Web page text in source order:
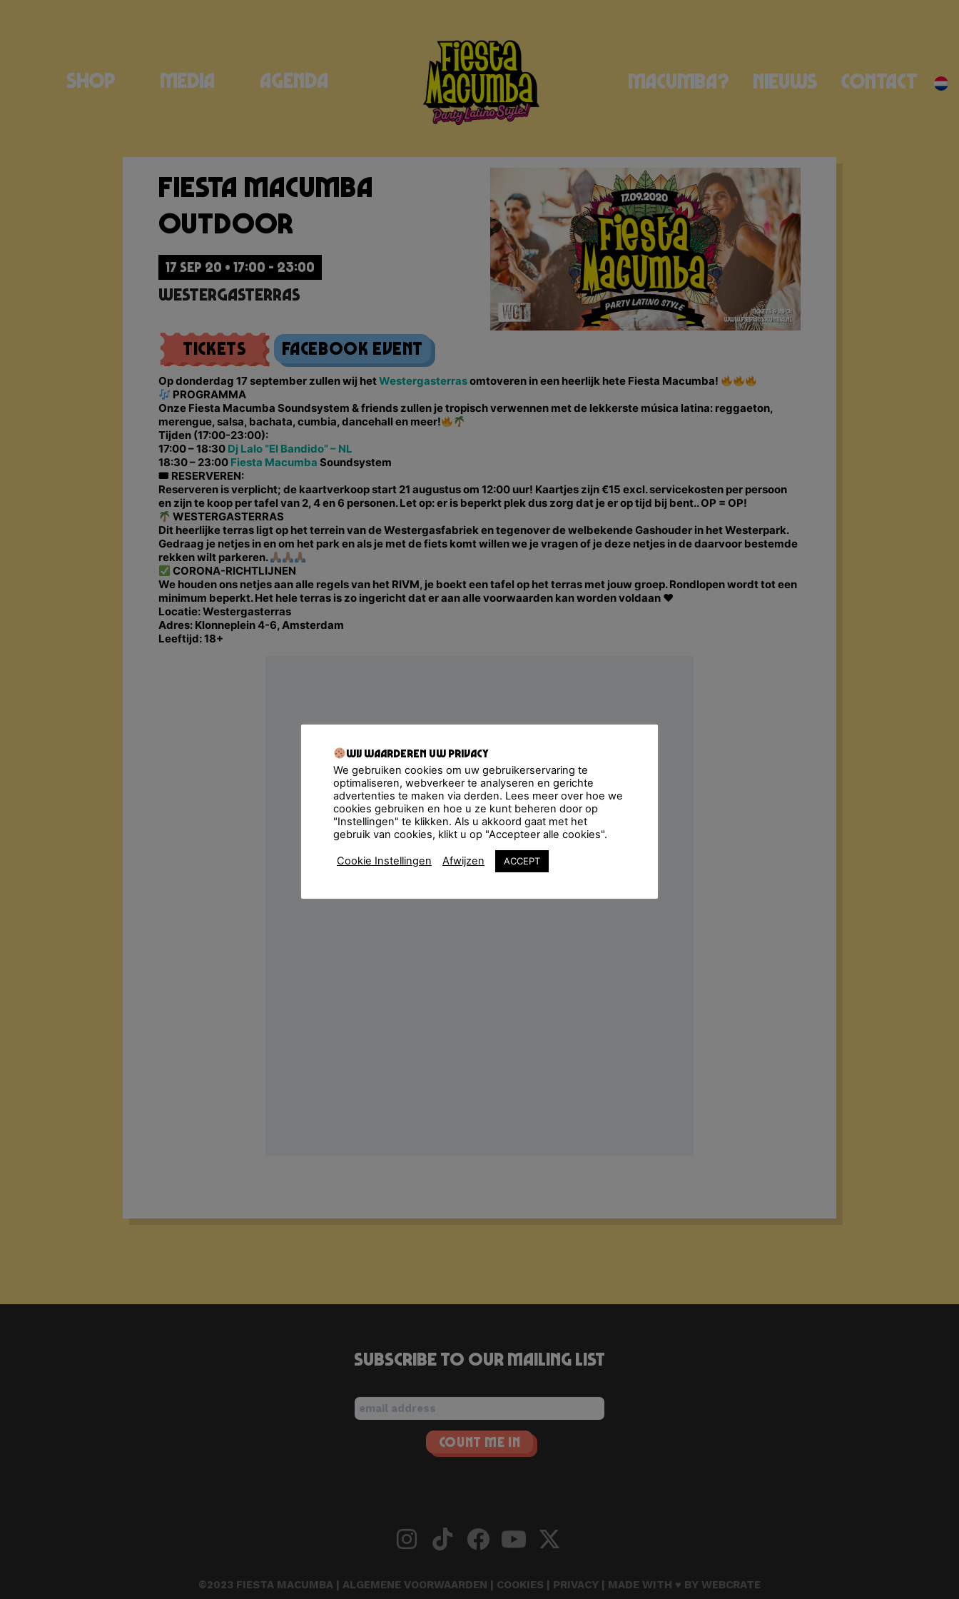
Shop Media Agenda Macumba? Nieuws Contact
Fiesta Macumba
Outdoor
17 SEP 20 • 17:00 - 23:00
Westergasterras
Tickets Facebook Event
Op donderdag 17 september zullen wij hetWestergasterrasomtoveren in een heerlijk hete Fiesta Macumba!
PROGRAMMA
Onze Fiesta Macumba Soundsystem & friends zullen je tropisch verwennen met de lekkerste música latina: reggaeton,
merengue, salsa, bachata, cumbia, dancehall en meer!
Tijden (17:00-23:00):
17:00 – 18:30 Dj Lalo “El Bandido” – NL
18:30 – 23:00 Fiesta Macumba Soundsystem
🎟 RESERVEREN:
Reserveren is verplicht; de kaartverkoop start 21 augustus om 12:00 uur! Kaartjes zijn €15 excl. servicekosten per persoon
en zijn te koop per tafel van 2, 4 en 6 personen. Let op: er is beperkt plek dus zorg dat je er op tijd bij bent.. OP = OP!
WESTERGASTERRAS
Dit heerlijke terras ligt op het terrein van de Westergasfabriek en tegenover de welbekende Gashouder in het Westerpark.
Gedraag je netjes in en om het park en als je met de fiets komt willen we je vragen of je deze netjes in de daarvoor bestemde
rekken wilt parkeren.
CORONA-RICHTLIJNEN
We houden ons netjes aan alle regels van het RIVM, je boekt een tafel op het terras met jouw groep. Rondlopen wordt tot een
minimum beperkt. Het hele terras is zo ingericht dat er aan alle voorwaarden kan worden voldaan ♥
Locatie: Westergasterras
Adres: Klonneplein 4-6, Amsterdam
Leeftijd: 18+
Subscribe to our mailing list
©2023 FIESTA MACUMBA | ALGEMENE VOORWAARDEN | COOKIES | PRIVACY | MADE WITH ♥ BY WEBCRATE
Wij waarderen uw privacy
We gebruiken cookies om uw gebruikerservaring te
optimaliseren, webverkeer te analyseren en gerichte
advertenties te maken via derden. Lees meer over hoe we
cookies gebruiken en hoe u ze kunt beheren door op
"Instellingen" te klikken. Als u akkoord gaat met het
gebruik van cookies, klikt u op "Accepteer alle cookies".
Cookie Instellingen Afwijzen ACCEPT